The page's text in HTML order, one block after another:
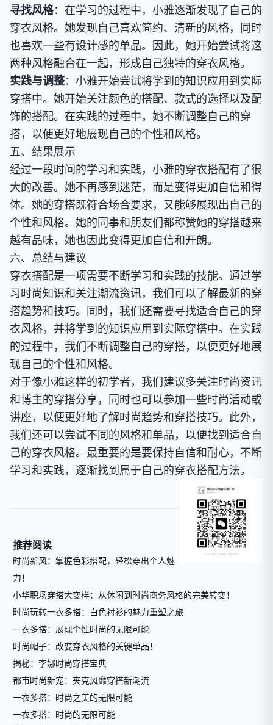
寻找风格：在学习的过程中，小雅逐渐发现了自己的
穿衣风格。她发现自己喜欢简约、清新的风格，同时
也喜欢一些有设计感的单品。因此，她开始尝试将这
两种风格融合在一起，形成自己独特的穿衣风格。
实践与调整：小雅开始尝试将学到的知识应用到实际
穿搭中。她开始关注颜色的搭配、款式的选择以及配
饰的搭配。在实践的过程中，她不断调整自己的穿
搭，以便更好地展现自己的个性和风格。
五、结果展示
经过一段时间的学习和实践，小雅的穿衣搭配有了很
大的改善。她不再感到迷茫，而是变得更加自信和得
体。她的穿搭既符合场合要求，又能够展现出自己的
个性和风格。她的同事和朋友们都称赞她的穿搭越来
越有品味，她也因此变得更加自信和开朗。
六、总结与建议
穿衣搭配是一项需要不断学习和实践的技能。通过学
习时尚知识和关注潮流资讯，我们可以了解最新的穿
搭趋势和技巧。同时，我们还需要寻找适合自己的穿
衣风格，并将学到的知识应用到实际穿搭中。在实践
的过程中，我们不断调整自己的穿搭，以便更好地展
现自己的个性和风格。
对于像小雅这样的初学者，我们建议多关注时尚资讯
和博主的穿搭分享，同时也可以参加一些时尚活动或
讲座，以便更好地了解时尚趋势和穿搭技巧。此外，
我们还可以尝试不同的风格和单品，以便找到适合自
己的穿衣风格。最重要的是要保持自信和耐心，不断
学习和实践，逐渐找到属于自己的穿衣搭配方法。
推荐阅读
时尚新风：掌握色彩搭配，轻松穿出个人魅
力！
小华职场穿搭大变样：从休闲到时尚商务风格的完美转变！
时尚玩转一衣多搭：白色衬衫的魅力重塑之旅
一衣多搭：展现个性时尚的无限可能
时尚帽子：改变穿衣风格的关键单品！
揭秘：李娜时尚穿搭宝典
都市时尚新宠：夹克风靡穿搭新潮流
一衣多搭：时尚之美的无限可能
一衣多搭：时尚的无限可能